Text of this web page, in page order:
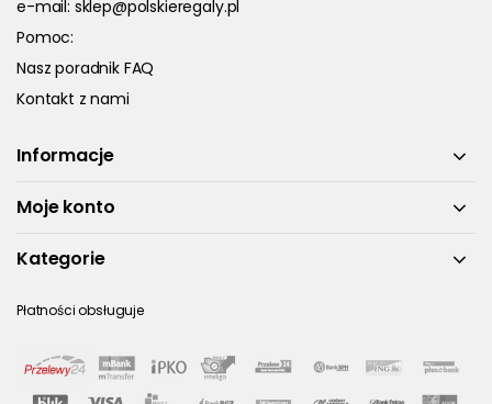
e-mail: sklep@polskieregaly.pl
Pomoc:
Nasz poradnik FAQ
Kontakt z nami
Informacje
Moje konto
Kategorie
Płatności obsługuje